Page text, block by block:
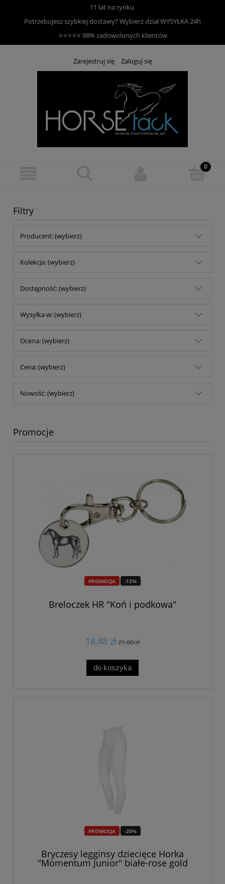
11 lat na rynku
Potrzebujesz szybkiej dostawy? Wybierz działWYSYŁKA 24h
⭐⭐⭐⭐⭐ 98% zadowolonych klientów
Zarejestruj się Zaloguj się
Filtry
Producent: (wybierz)
Kolekcja: (wybierz)
Dostępność: (wybierz)
Wysyłka w: (wybierz)
Ocena: (wybierz)
Cena: (wybierz)
Nowość: (wybierz)
Promocje
PROMOCJA -12%
Breloczek HR "Koń i podkowa"
18,48 zł21,00 zł
do koszyka
PROMOCJA -20%
Bryczesy legginsy dziecięce Horka
"Momentum Junior" białe-rose gold